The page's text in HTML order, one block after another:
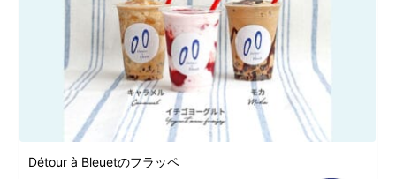
Détour à Bleuetのフラッペ